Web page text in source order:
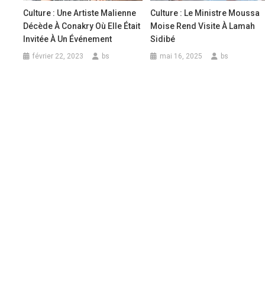
Culture : Une Artiste Malienne
Décède À Conakry Où Elle Était
Invitée À Un Événement
février 22, 2023 bs
Culture : Le Ministre Moussa
Moise Rend Visite À Lamah
Sidibé
mai 16, 2025 bs